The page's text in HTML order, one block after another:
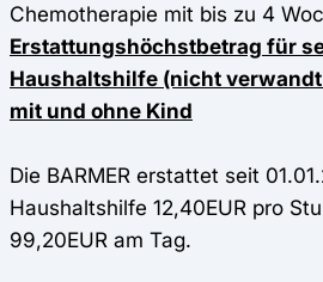
Chemotherapie mit bis zu 4
Erstattungshöchstbetrag für
Haushaltshilfe (nicht
mit und ohne Kind
Die BARMER erstattet seit
Haushaltshilfe 12,40EUR pro
99,20EUR am Tag.